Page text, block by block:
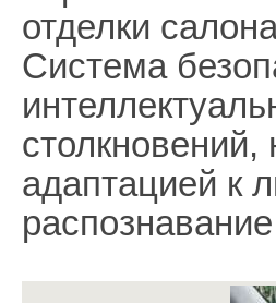
отделки
Система
столкновений,
адаптацией к